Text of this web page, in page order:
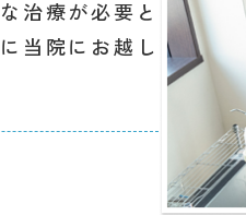
治療が必要と
当院にお越し